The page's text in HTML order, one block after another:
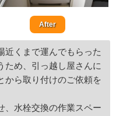
After
近くまで運んでもらった
ため、引っ越し屋さんに
から取り付けのご依頼を
、水栓交換の作業スペー